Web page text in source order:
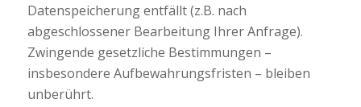
Datenspeicherung entfällt (z.B. nach
abgeschlossener Bearbeitung Ihrer Anfrage).
Zwingende gesetzliche Bestimmungen –
insbesondere Aufbewahrungsfristen – bleiben
unberührt.